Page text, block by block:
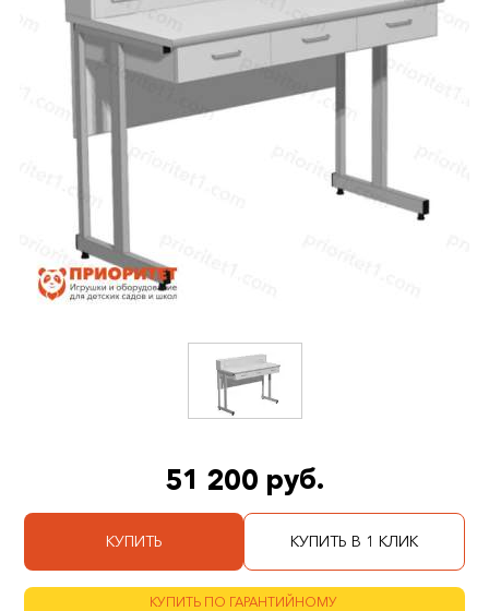
51 200 руб.
КУПИТЬ КУПИТЬ В 1 КЛИК
КУПИТЬ ПО ГАРАНТИЙНОМУ